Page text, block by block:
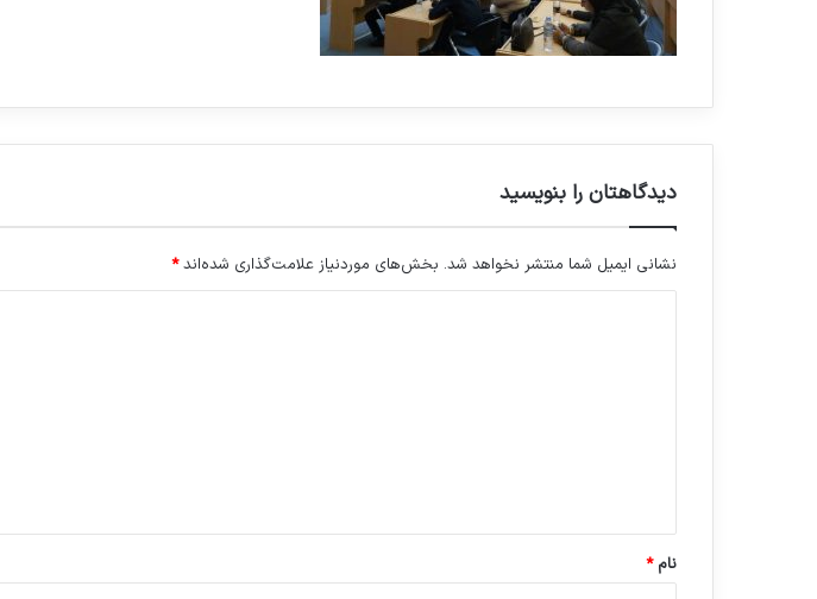
دیدگاهتان را بنویسید
نشانی ایمیل شما منتشر نخواهد شد. بخش‌های موردنیاز علامت‌گذاری شده‌اند*
نام*